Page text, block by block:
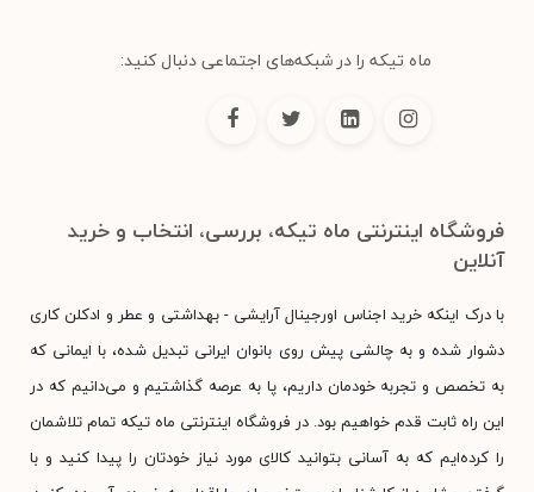
ماه تیکه را در شبکه‌های اجتماعی دنبال کنید:
فروشگاه اینترنتی ماه تیکه، بررسی، انتخاب و خرید
آنلاین
با درک اینکه خرید اجناس اورجینال آرایشی - بهداشتی و عطر و ادکلن کاری
دشوار شده و به چالشی پیش روی بانوان ایرانی تبدیل شده، با ایمانی که
به تخصص و تجربه خودمان داریم، پا به عرصه گذاشتیم و می‌دانیم که در
این راه ثابت قدم خواهیم بود. در فروشگاه اینترنتی ماه تیکه تمام تلاشمان
را کرده‌ایم که به آسانی بتوانید کالای مورد نیاز خودتان را پیدا کنید و با